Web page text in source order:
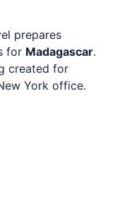
prepares
for Madagascar.
created for
York office.